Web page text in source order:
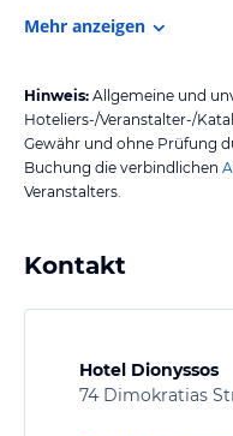
Mehr anzeigen
Hinweis: Allgemeine und
Hoteliers-/Veranstalter-/
Gewähr und ohne Prüfung
Buchung die verbindlichen
Veranstalters.
Kontakt
Hotel Dionyssos
74 Dimokratias